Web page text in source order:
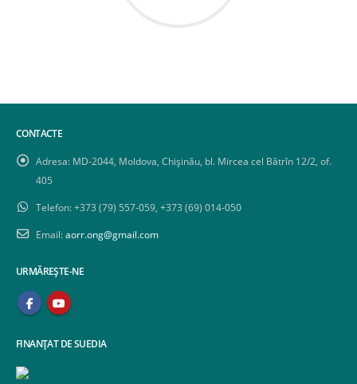
CONTACTE
Adresa: MD-2044, Moldova, Chișinău, bl. Mircea cel Bătrîn 12/2, of.
405
Telefon:+373 (79) 557-059, +373 (69) 014-050
Email:aorr.ong@gmail.com
URMĂREȘTE-NE
FINANȚAT DE SUEDIA